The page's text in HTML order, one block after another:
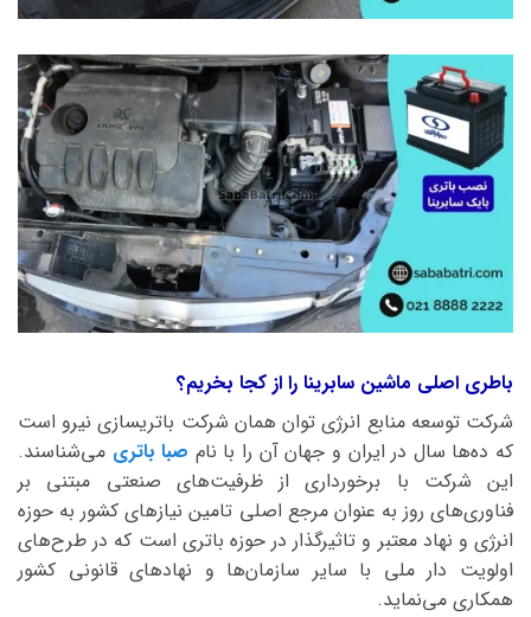
باطری اصلی ماشین سابرینا را از کجا بخریم؟
شرکت توسعه منابع انرژی توان همان شرکت باتریسازی نیرو است
که ده‌ها سال در ایران و جهان آن را با نام صبا باتری می‌شناسند.
این شرکت با برخورداری از ظرفیت‌های صنعتی مبتنی بر
فناوری‌های روز به عنوان مرجع اصلی تامین نیازهای کشور به حوزه
انرژی و نهاد معتبر و تاثیرگذار در حوزه باتری است که در طرح‌های
اولویت دار ملی با سایر سازمان‌ها و نهادهای قانونی کشور
همکاری می‌نماید.